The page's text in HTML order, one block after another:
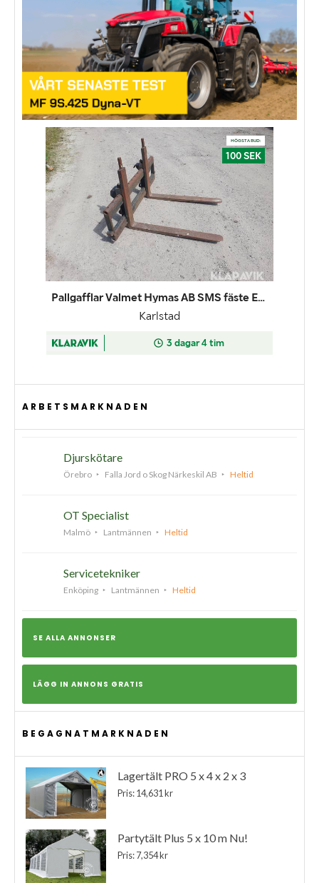
ARBETSMARKNADEN
Djurskötare
Örebro Falla Jord o Skog Närkeskil AB Heltid
OT Specialist
Malmö Lantmännen Heltid
Servicetekniker
Enköping Lantmännen Heltid
SE ALLA ANNONSER
LÄGG IN ANNONS GRATIS
BEGAGNATMARKNADEN
Lagertält PRO 5 x 4 x 2 x 3
Pris: 14,631 kr
Partytält Plus 5 x 10 m Nu!
Pris: 7,354 kr